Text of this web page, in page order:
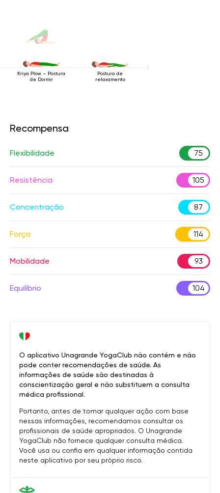
Kriya Plow – Postura
de Dormir
Postura de
relaxamento
Recompensa
Flexibilidade 75
Resistência 105
Concentração 87
Força 114
Mobilidade 93
Equilíbrio 104
O aplicativo Unagrande YogaClub não contém e não
pode conter recomendações de saúde. As
informações de saúde são destinadas à
conscientização geral e não substituem a consulta
médica profissional.
Portanto, antes de tomar qualquer ação com base
nessas informações, recomendamos consultar os
profissionais de saúde apropriados. O Unagrande
YogaClub não fornece qualquer consulta médica.
Você usa ou confia em qualquer informação contida
neste aplicativo por seu próprio risco.